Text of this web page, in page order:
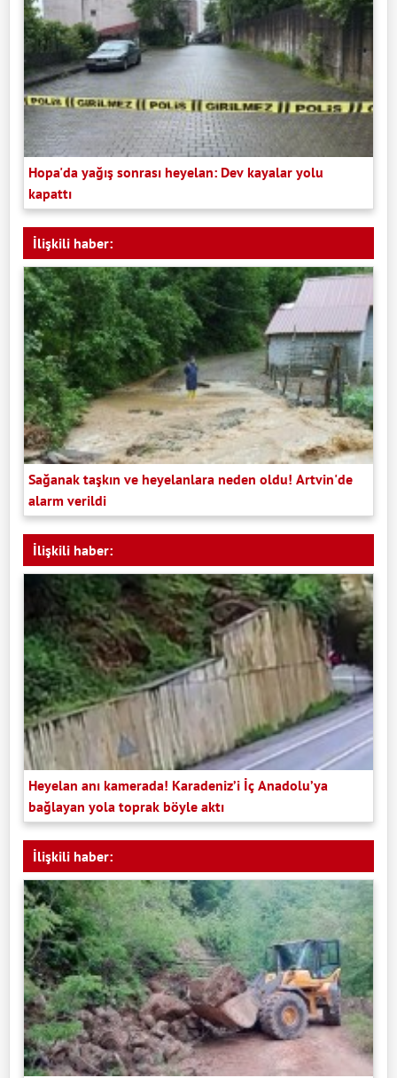
Hopa'da yağış sonrası heyelan: Dev kayalar yolu
kapattı
İlişkili haber:
Sağanak taşkın ve heyelanlara neden oldu! Artvin'de
alarm verildi
İlişkili haber:
Heyelan anı kamerada! Karadeniz’i İç Anadolu’ya
bağlayan yola toprak böyle aktı
İlişkili haber: